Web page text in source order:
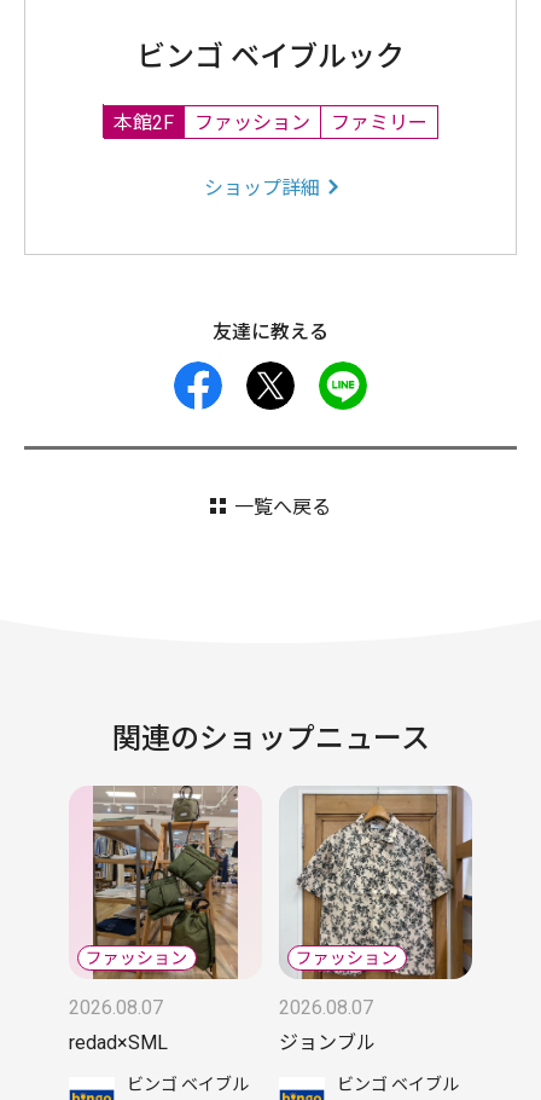
ビンゴ ベイブルック
本館2F ファッション ファミリー
ショップ詳細
友達に教える
facebook
一覧へ戻る
関連のショップニュース
2026.08.07
redad×SML
ビンゴ ベイブル
2026.08.07
ジョンブル
ビンゴ ベイブル